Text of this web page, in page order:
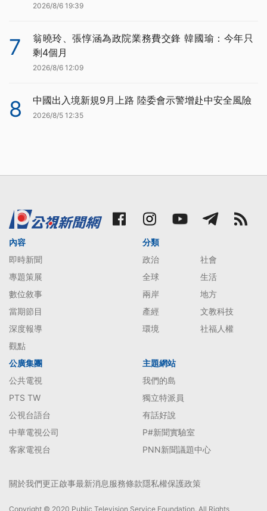
2026/8/6 19:39
7
翁曉玲、張惇涵為政院業務費交鋒 韓國瑜：今年只
剩4個月
2026/8/6 12:09
8 中國出入境新規9月上路 陸委會示警增赴中安全風險
2026/8/5 12:35
內容
即時新聞
專題策展
數位敘事
當期節目
深度報導
觀點
分類
政治
社會
全球
生活
兩岸
地方
產經
文教科技
環境
社福人權
公廣集團
公共電視
PTS TW
公視台語台
中華電視公司
客家電視台
主題網站
我們的島
獨立特派員
有話好說
P#新聞實驗室
PNN新聞議題中心
關於我們更正啟事最新消息服務條款隱私權保護政策
Copyright © 2020 Public Television Service Foundation. All Rights